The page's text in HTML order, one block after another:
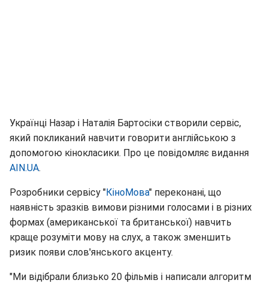
Українці Назар і Наталія Бартосіки створили сервіс,
який покликаний навчити говорити англійською з
допомогою кінокласики. Про це повідомляє видання
AIN.UA.
Розробники сервісу "КіноМова" переконані, що
наявність зразків вимови різними голосами і в різних
формах (американської та британської) навчить
краще розуміти мову на слух, а також зменшить
ризик появи слов'янського акценту.
"Ми відібрали близько 20 фільмів і написали алгоритм